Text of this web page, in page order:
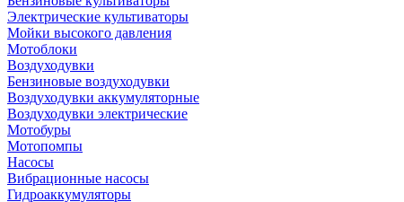
Электрические культиваторы
Мойки высокого давления
Мотоблоки
Воздуходувки
Бензиновые воздуходувки
Воздуходувки аккумуляторные
Воздуходувки электрические
Мотобуры
Мотопомпы
Насосы
Вибрационные насосы
Гидроаккумуляторы